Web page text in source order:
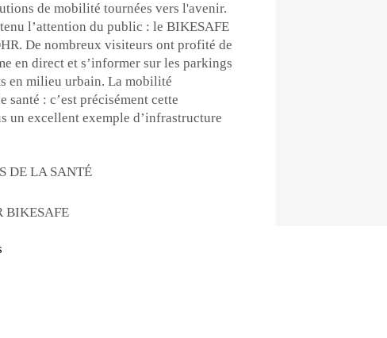
de mobilité tournées vers l'avenir.
l’attention du public : le BIKESAFE
De nombreux visiteurs ont profité de
en direct et s’informer sur les parkings
en milieu urbain. La mobilité
: c’est précisément cette
un excellent exemple d’infrastructure
DE LA SANTÉ
BIKESAFE